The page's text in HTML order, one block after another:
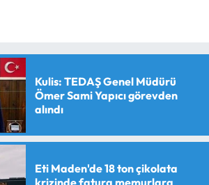
Kulis: TEDAŞ Genel Müdürü
Ömer Sami Yapıcı görevden
alındı
Eti Maden'de 18 ton çikolata